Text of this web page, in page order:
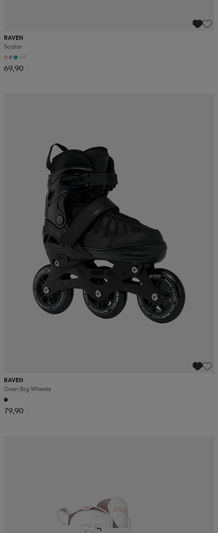
RAVEN
Scalar
+4
69,90
RAVEN
Oxen Big Wheels
79,90